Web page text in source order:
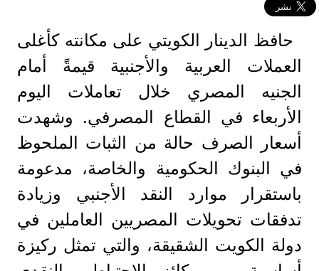
حافظ الدينار الكويتي على مكانته كأغلى
العملات العربية والأجنبية قيمةً أمام
الجنيه المصري خلال تعاملات اليوم
الأربعاء في القطاع المصرفي. وشهدت
أسعار الصرف حالة من الثبات الملحوظ
في البنوك الحكومية والخاصة، مدعومة
باستقرار موارد النقد الأجنبي وزيادة
تدفقات تحويلات المصريين العاملين في
دولة الكويت الشقيقة، والتي تمثل ركيزة